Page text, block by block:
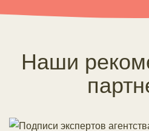
Наши